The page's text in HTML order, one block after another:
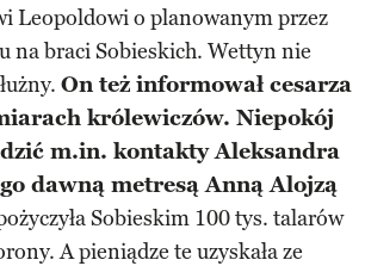
Leopoldowi o planowanym przez
na braci Sobieskich. Wettyn nie
On też informował cesarza
królewiczów. Niepokój
m.in. kontakty Aleksandra
dawną metresą Anną Alojzą
Sobieskim 100 tys. talarów
A pieniądze te uzyskała ze